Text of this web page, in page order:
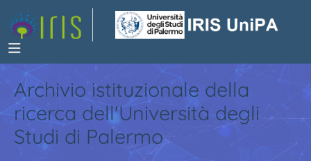
Archivio istituzionale della
ricerca dell'Università degli
Studi di Palermo